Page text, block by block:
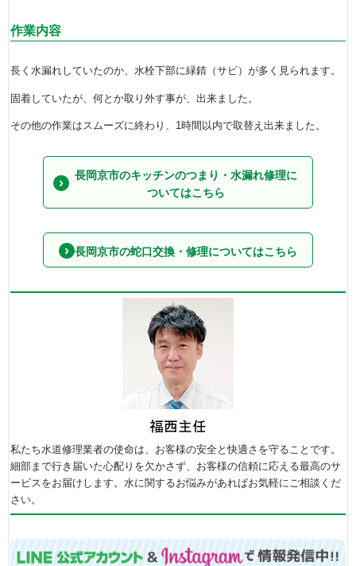
作業内容
長く水漏れしていたのか、水栓下部に緑錆（サビ）が多く見られます。
固着していたが、何とか取り外す事が、出来ました。
その他の作業はスムーズに終わり、1時間以内で取替え出来ました。
長岡京市のキッチンのつまり・水漏れ修理に
ついてはこちら
長岡京市の蛇口交換・修理についてはこちら
私たち水道修理業者の使命は、お客様の安全と快適さを守ることです。
細部まで行き届いた心配りを欠かさず、お客様の信頼に応える最高のサ
ービスをお届けします。水に関するお悩みがあればお気軽にご相談くだ
さい。